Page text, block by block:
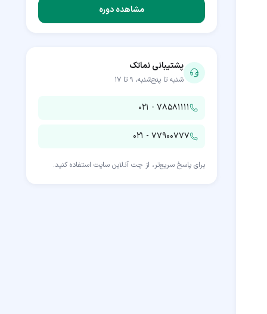
مشاهده دوره
پشتیبانی نماتک
شنبه تا پنج‌شنبه، ۹ تا ۱۷
۰۲۱ - ۷۸۵۸۱۱۱۱
۰۲۱ - ۷۷۹۰۰۷۷۷
برای پاسخ سریع‌تر، از چت آنلاین سایت استفاده کنید.